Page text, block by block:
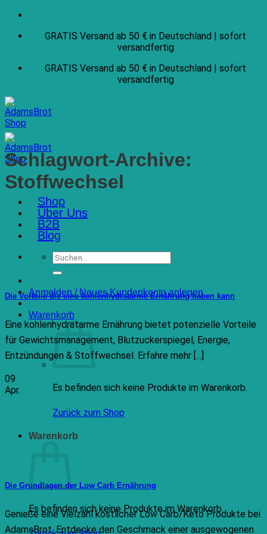
Zum
springen
GRATIS Versand ab 50 € in Deutschland | sofort
versandfertig
GRATIS Versand ab 50 € in Deutschland | sofort
versandfertig
Shop
Über Uns
B2B
Blog
Suchen
nach:
Anmelden / Neues Kundenkonto anlegen
Warenkorb
Es befinden sich keine Produkte im Warenkorb.
Zurück zum Shop
Warenkorb
Es befinden sich keine Produkte im Warenkorb.
Schlagwort-Archive:
Stoffwechsel
Die Vorteile die eine kohlenhydratarme Ernährung haben kann
Eine kohlenhydratarme Ernährung bietet potenzielle Vorteile
für Gewichtsmanagement, Blutzuckerspiegel, Energie,
Entzündungen & Stoffwechsel. Erfahre mehr [...]
09
Apr.
Die Grundlagen der Low Carb Ernährung
Genieße eine Vielzahl köstlicher Low Carb/Keto Produkte bei
AdamsBrot. Entdecke den Geschmack einer ausgewogenen